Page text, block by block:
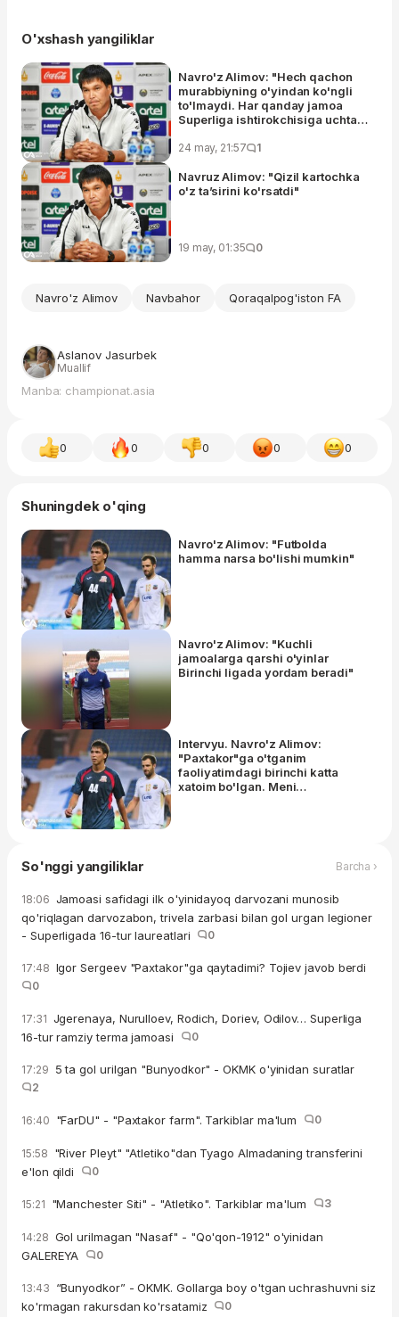
O'xshash yangiliklar
Navro'z Alimov: "Hech qachon
murabbiyning o'yindan ko'ngli
to'lmaydi. Har qanday jamoa
Superliga ishtirokchisiga uchta
24 may, 21:57 1
Navruz Alimov: "Qizil kartochka
o'z ta’sirini ko'rsatdi"
19 may, 01:35 0
Navro'z Alimov Navbahor Qoraqalpog'iston FA
Aslanov Jasurbek
Muallif
Manba: championat.asia
0 0 0 0 0
Shuningdek o'qing
Navro'z Alimov: "Futbolda
hamma narsa bo'lishi mumkin"
Navro'z Alimov: "Kuchli
jamoalarga qarshi o'yinlar
Birinchi ligada yordam beradi"
Intervyu. Navro'z Alimov:
"Paxtakor"ga o'tganim
faoliyatimdagi birinchi katta
xatoim bo'lgan. Meni
So'nggi yangiliklar Barcha ›
18:06 Jamoasi safidagi ilk o'yinidayoq darvozani munosib
qo'riqlagan darvozabon, trivela zarbasi bilan gol urgan legioner
- Superligada 16-tur laureatlari
0
17:48 Igor Sergeev "Paxtakor"ga qaytadimi? Tojiev javob berdi
0
17:31 Jgerenaya, Nurulloev, Rodich, Doriev, Odilov… Superliga
16-tur ramziy terma jamoasi
0
17:29 5 ta gol urilgan "Bunyodkor" - OKMK o'yinidan suratlar
2
16:40 "FarDU" - "Paxtakor farm". Tarkiblar ma'lum 0
15:58 "River Pleyt" "Atletiko"dan Tyago Almadaning transferini
e'lon qildi
0
15:21 "Manchester Siti" - "Atletiko". Tarkiblar ma'lum 3
14:28 Gol urilmagan "Nasaf" - "Qo'qon-1912" o'yinidan
GALEREYA
0
13:43 “Bunyodkor” - OKMK. Gollarga boy o'tgan uchrashuvni siz
ko'rmagan rakursdan ko'rsatamiz
0